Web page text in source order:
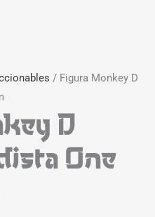
/ Figura Monkey D
D
One